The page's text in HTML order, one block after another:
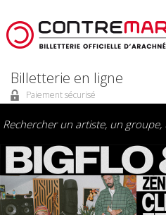
Billetterie en ligne
Paiement sécurisé